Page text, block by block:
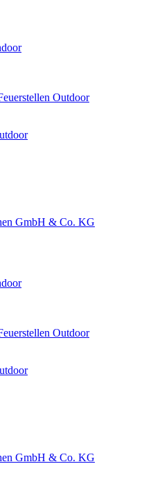
Outdoor
GmbH & Co. KG
Outdoor
GmbH & Co. KG